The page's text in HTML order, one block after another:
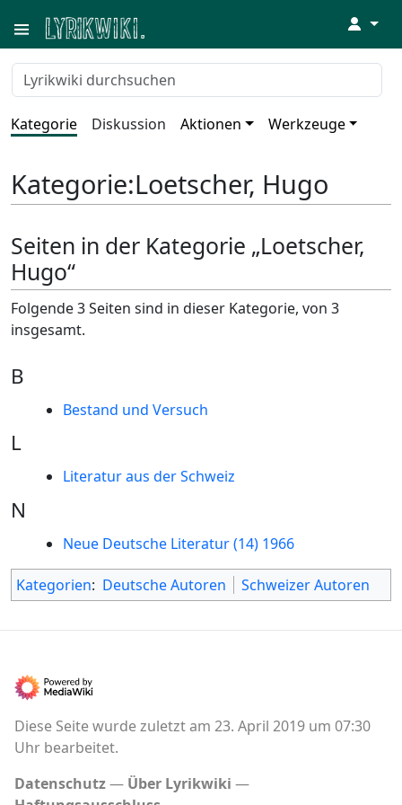
↓
Kategorie Diskussion Aktionen Werkzeuge
Kategorie:Loetscher, Hugo
Seiten in der Kategorie „Loetscher,
Hugo“
Folgende 3 Seiten sind in dieser Kategorie, von 3
insgesamt.
B
Bestand und Versuch
L
Literatur aus der Schweiz
N
Neue Deutsche Literatur (14) 1966
Kategorien: Deutsche Autoren Schweizer Autoren
Diese Seite wurde zuletzt am 23. April 2019 um 07:30
Uhr bearbeitet.
Datenschutz
Über Lyrikwiki